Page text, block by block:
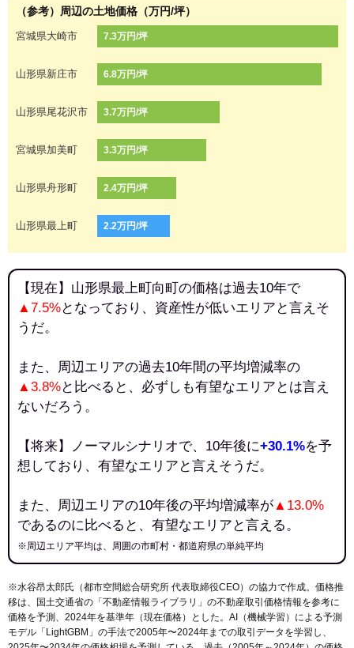
（参考）周辺の土地価格（万円/坪）
宮城県大崎市 7.3万円/坪
山形県新庄市 6.8万円/坪
山形県尾花沢市 3.7万円/坪
宮城県加美町 3.3万円/坪
山形県舟形町 2.4万円/坪
山形県最上町 2.2万円/坪
【現在】山形県最上町向町の価格は過去10年で
▲7.5%となっており、資産性が低いエリアと言えそ
うだ。
また、周辺エリアの過去10年間の平均増減率の
▲3.8%と比べると、必ずしも有望なエリアとは言え
ないだろう。
【将来】ノーマルシナリオで、10年後に+30.1%を予
想しており、有望なエリアと言えそうだ。
また、周辺エリアの10年後の平均増減率が▲13.0%
であるのに比べると、有望なエリアと言える。
※周辺エリア平均は、周囲の市町村・都道府県の単純平均
※水谷昂太郎氏（都市空間総合研究所 代表取締役CEO）の協力で作成。価格推
移は、国土交通省の「 不動産情報ライブラリ 」の不動産取引価格情報を参考に
価格を予測、2024年を基準年（現在価格）とした。AI（機械学習）による予測
モデル「LightGBM」の手法で2005年〜2024年までの取引データを学習し、